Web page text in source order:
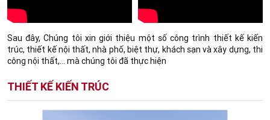
Sau đây, Chúng tôi xin giới thiệu một số công trình thiết kế kiến
trúc, thiết kế nội thất, nhà phố, biệt thự, khách sạn và xây dựng, thi
công nội thất,... mà chúng tôi đã thực hiện
THIẾT KẾ KIẾN TRÚC